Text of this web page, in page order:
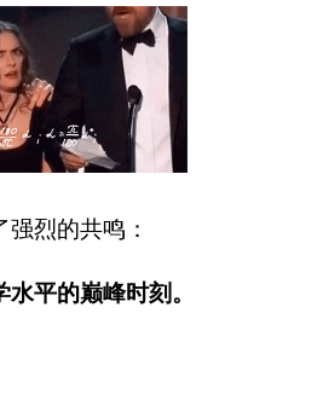
烈的共鸣：
平的巅峰时刻。